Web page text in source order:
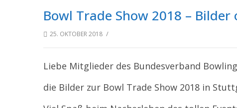
Bowl Trade Show 2018 –
25. OKTOBER 2018 /
Liebe Mitglieder des Bundesverband Bowling
die Bilder zur Bowl Trade Show 2018 in